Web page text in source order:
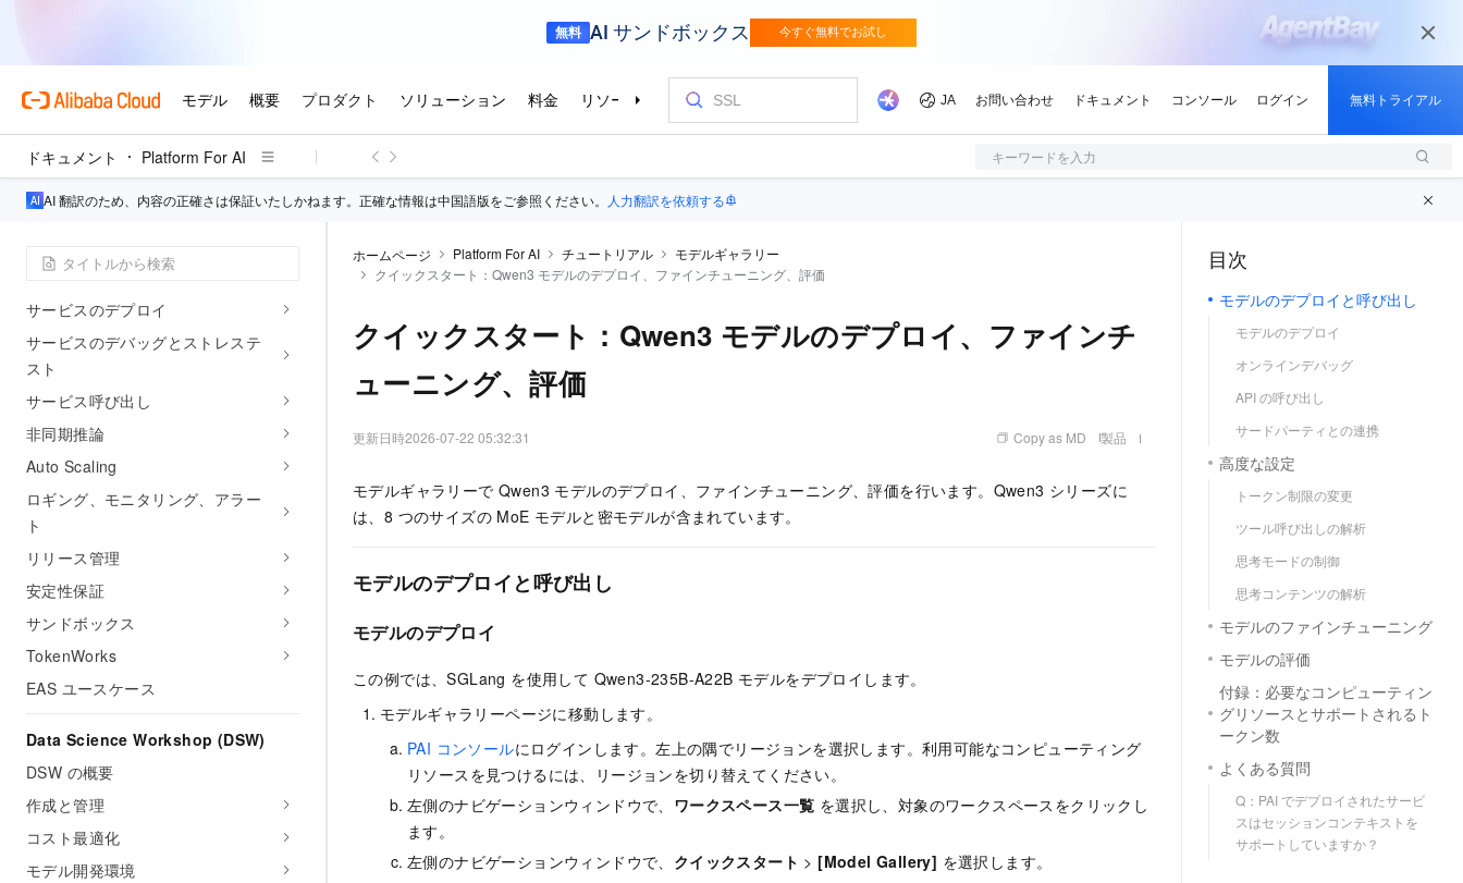
ドキュメント Platform For AI キーワードを入力
AI 翻訳のため、内容の正確さは保証いたしかねます。正確な情報は中国語版をご参照ください。 人力翻訳を依頼する
モデル圧縮
実験管理
モデルギャラリーのユースケース
Elastic Algorithm Service (EAS)
権限構成
サービスのデプロイ
サービスのデバッグとストレステ
スト
サービス呼び出し
非同期推論
Auto Scaling
ロギング、モニタリング、アラー
ト
リリース管理
安定性保証
サンドボックス
TokenWorks
EAS ユースケース
Data Science Workshop (DSW)
DSW の概要
作成と管理
コスト最適化
モデル開発環境
ホームページ Platform For AI チュートリアル
モデルギャラリー
クイックスタート：Qwen3 モデルのデプロイ、ファインチューニング、評価
クイックスタート：Qwen3 モデルのデプロイ、ファインチ
ューニング、評価
更新日時2026-07-22 05:32:31 Copy as MD 製品
モデルギャラリーで Qwen3 モデルのデプロイ、ファインチューニング、評価を行います。Qwen3 シリーズに
は、8 つのサイズの MoE モデルと密モデルが含まれています。
モデルのデプロイと呼び出し
モデルのデプロイ
この例では、SGLang を使用して Qwen3-235B-A22B モデルをデプロイします。
モデルギャラリーページに移動します。
PAI コンソールにログインします。左上の隅でリージョンを選択します。利用可能なコンピューティング
リソースを見つけるには、リージョンを切り替えてください。
左側のナビゲーションウィンドウで、 ワークスペース一覧 を選択し、対象のワークスペースをクリックし
ます。
左側のナビゲーションウィンドウで、 クイックスタート > [Model Gallery] を選択します。
目次
モデルのデプロイと呼び出し
モデルのデプロイ
オンラインデバッグ
API の呼び出し
サードパーティとの連携
高度な設定
トークン制限の変更
ツール呼び出しの解析
思考モードの制御
思考コンテンツの解析
モデルのファインチューニング
モデルの評価
付録：必要なコンピューティン
グリソースとサポートされるト
ークン数
よくある質問
Q：PAI でデプロイされたサービ
スはセッションコンテキストを
サポートしていますか？